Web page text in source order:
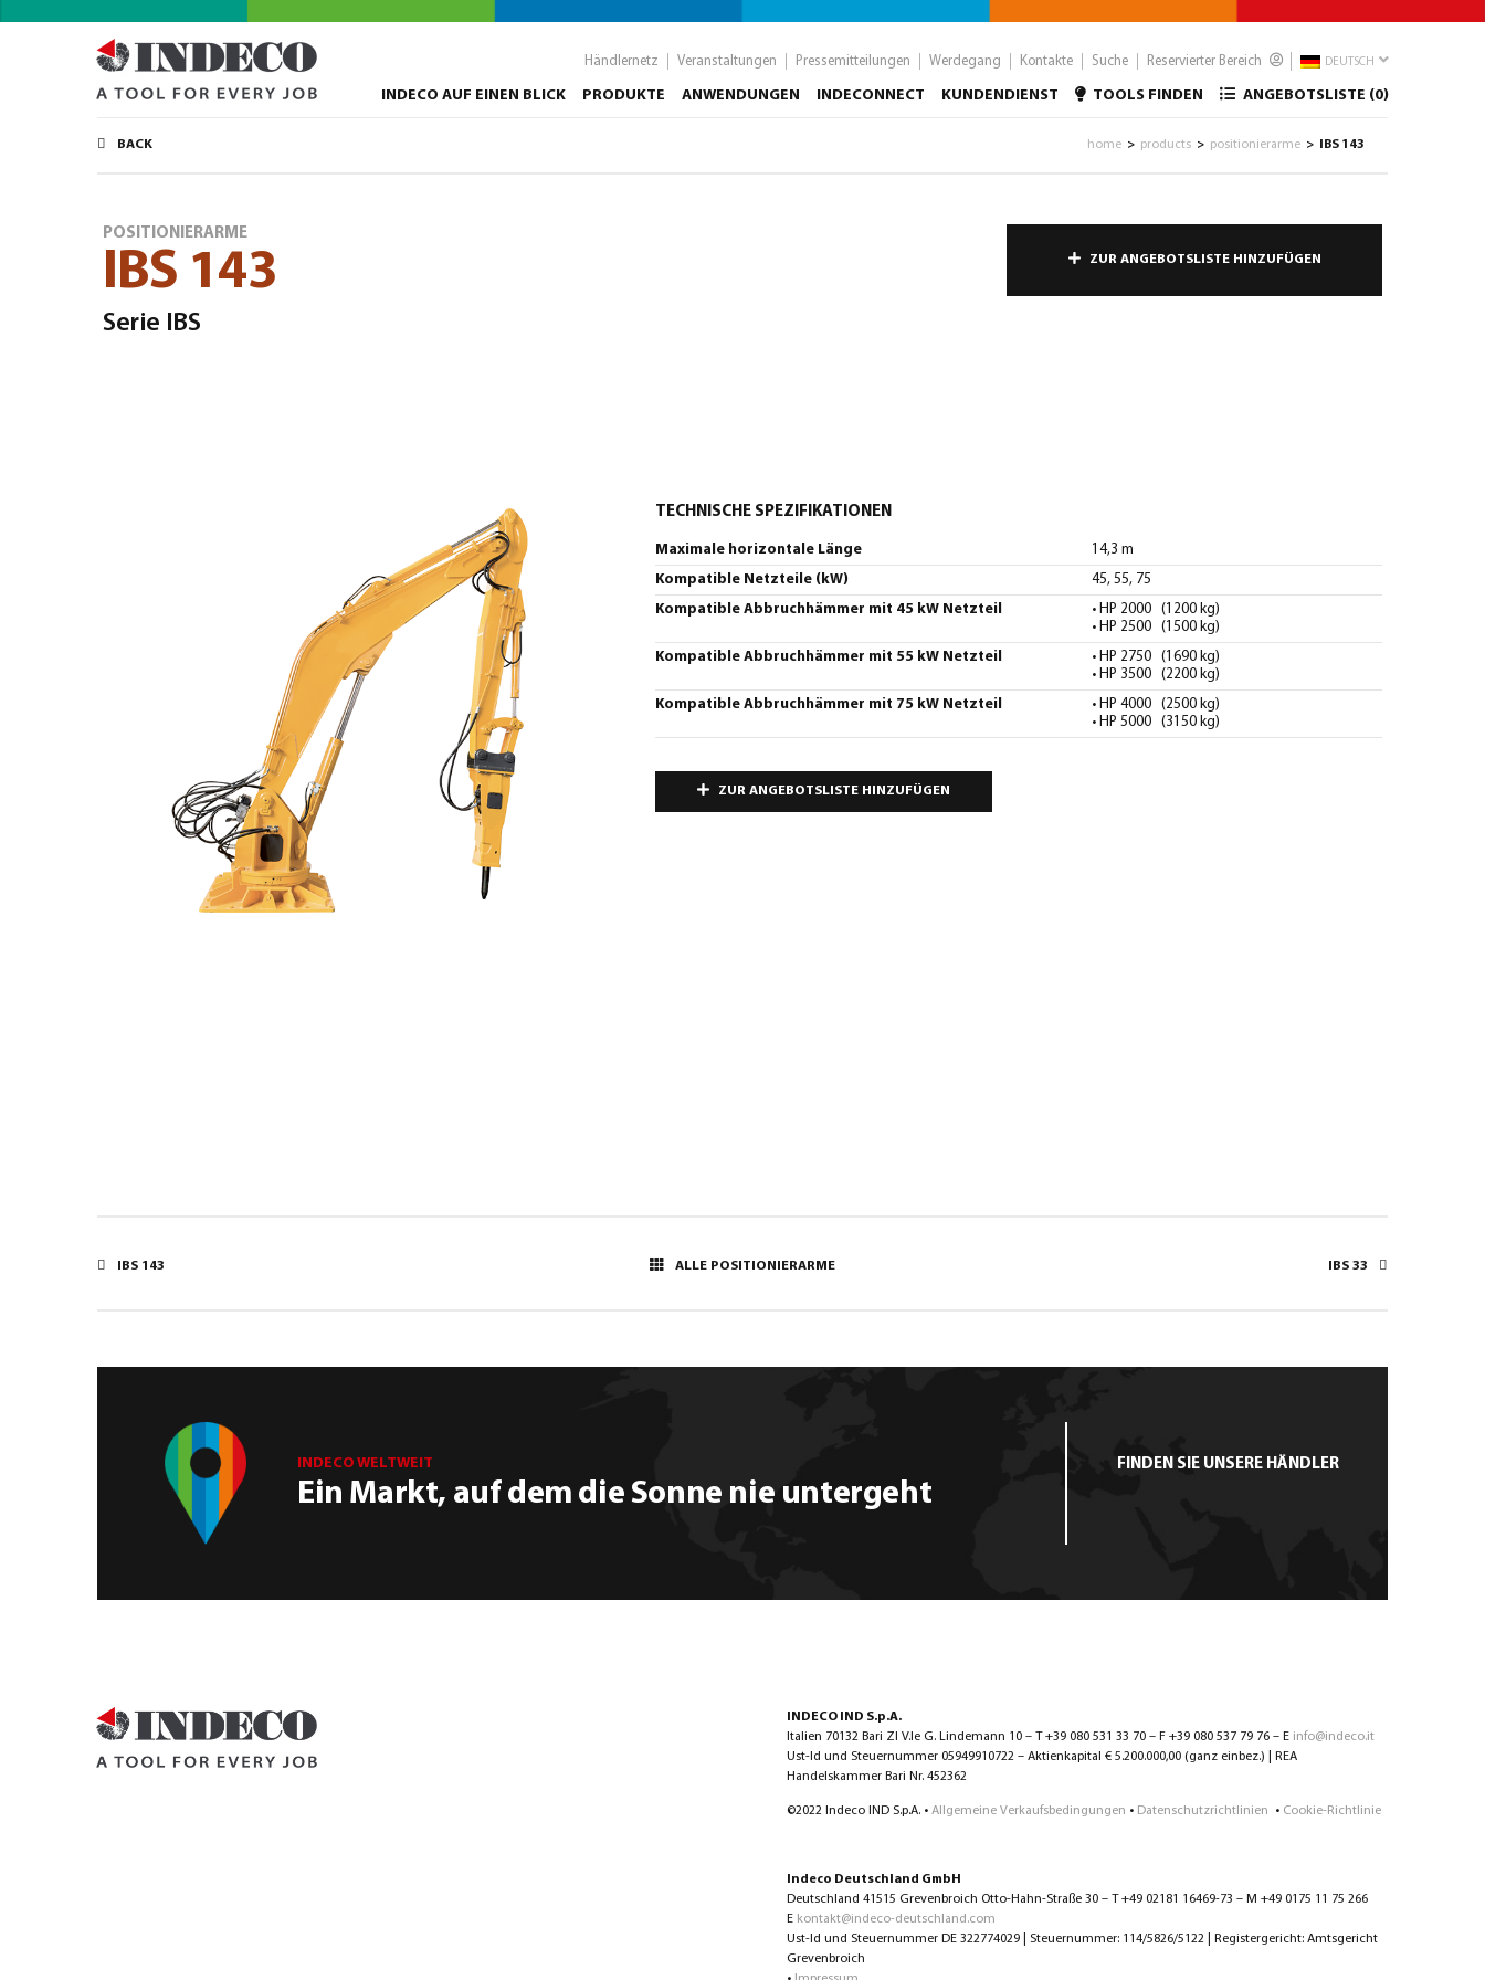
Händlernetz Veranstaltungen Pressemitteilungen Werdegang Kontakte Suche Reservierter Bereich DEUTSCH
INDECO AUF EINEN BLICK PRODUKTE ANWENDUNGEN INDECONNECT KUNDENDIENST TOOLS FINDEN ANGEBOTSLISTE (0)
BACK home > products > positionierarme > IBS 143
POSITIONIERARME
IBS 143
Serie IBS
ZUR ANGEBOTSLISTE HINZUFÜGEN
TECHNISCHE SPEZIFIKATIONEN
Maximale horizontale Länge 14,3 m
Kompatible Netzteile (kW) 45, 55, 75
Kompatible Abbruchhämmer mit 45 kW Netzteil
• HP 2000 (1200 kg)
• HP 2500 (1500 kg)
Kompatible Abbruchhämmer mit 55 kW Netzteil
• HP 2750 (1690 kg)
• HP 3500 (2200 kg)
Kompatible Abbruchhämmer mit 75 kW Netzteil
• HP 4000 (2500 kg)
• HP 5000 (3150 kg)
ZUR ANGEBOTSLISTE HINZUFÜGEN
IBS 143 ALLE POSITIONIERARME IBS 33
INDECO WELTWEIT
Ein Markt, auf dem die Sonne nie untergeht
FINDEN SIE UNSERE HÄNDLER
INDECO IND S.p.A.
Italien 70132 Bari ZI V.le G. Lindemann 10 – T +39 080 531 33 70 – F +39 080 537 79 76 – E info@indeco.it
Ust-Id und Steuernummer 05949910722 – Aktienkapital € 5.200.000,00 (ganz einbez.) | REA
Handelskammer Bari Nr. 452362
©2022 Indeco IND S.p.A. • Allgemeine Verkaufsbedingungen • Datenschutzrichtlinien • Cookie-Richtlinie
Indeco Deutschland GmbH
Deutschland 41515 Grevenbroich Otto-Hahn-Straße 30 – T +49 02181 16469-73 – M +49 0175 11 75 266
E kontakt@indeco-deutschland.com
Ust-Id und Steuernummer DE 322774029 | Steuernummer: 114/5826/5122 | Registergericht: Amtsgericht
Grevenbroich